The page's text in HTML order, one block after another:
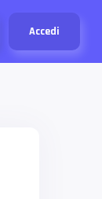
Accedi